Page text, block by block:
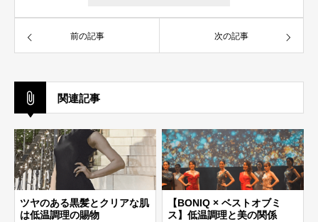
前の記事 次の記事
関連記事
ツヤのある黒髪とクリアな肌
は低温調理の賜物
【BONIQ × ベストオブミ
ス】低温調理と美の関係